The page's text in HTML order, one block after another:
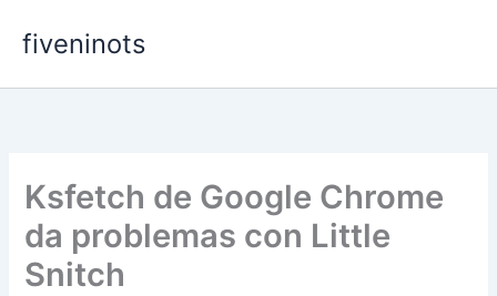
fiveninots
Ksfetch de Google Chrome
da problemas con Little
Snitch